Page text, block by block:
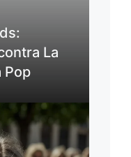
La
Pop